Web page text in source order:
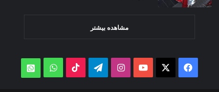
مشاهده بیشتر
Facebook
YouTube
Instagram
Telegram
TikTok
WhatsApp